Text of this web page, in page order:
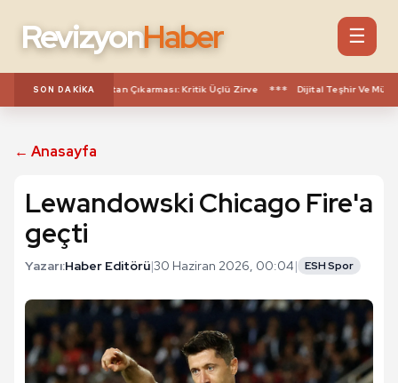
RevizyonHaber ☰
SON DAKIKA
Suudi Arabistan Çıkarması: Kritik Üçlü Zirve *** Dijital Teşhir Ve
← Anasayfa
Lewandowski Chicago Fire'a
geçti
Yazarı:Haber Editörü|30 Haziran 2026, 00:04| ESH Spor